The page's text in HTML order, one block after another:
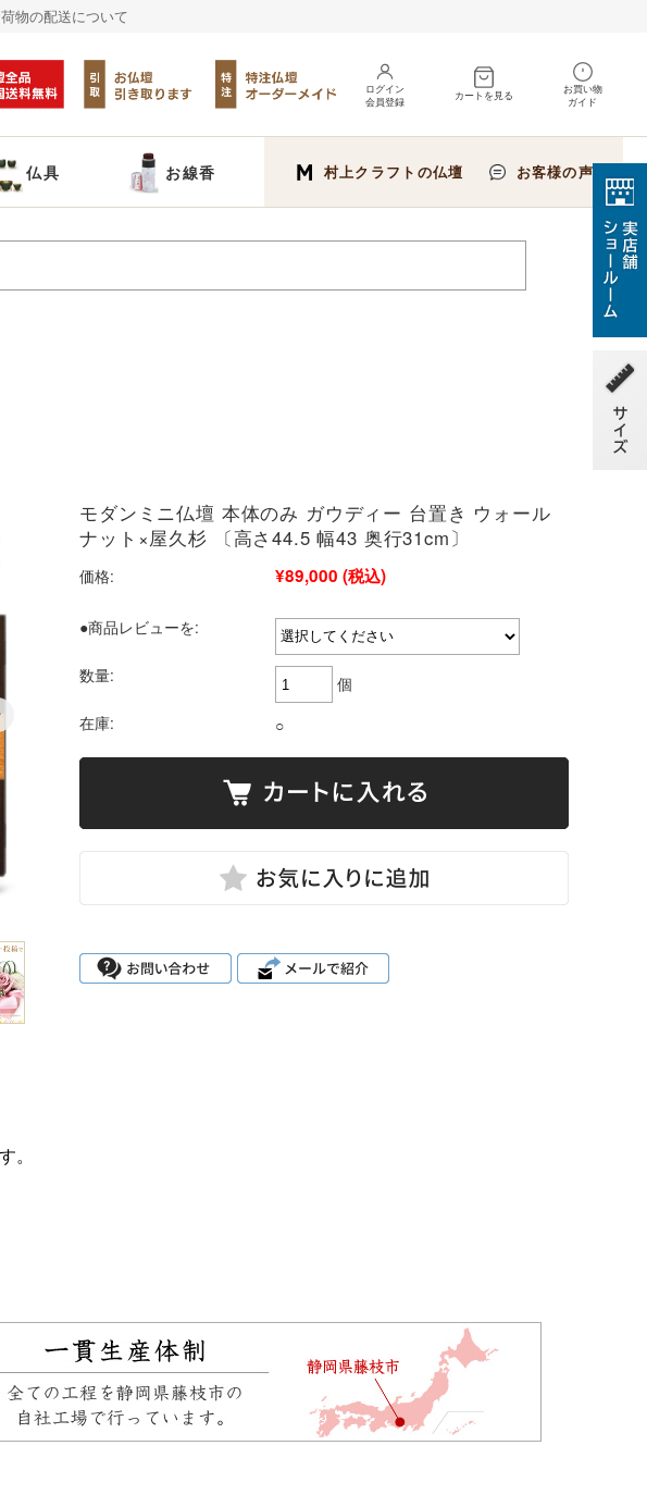
物の配送について
ログイン
会員登録
カートを見る
お買い物
ガイド
仏具 お線香 村上クラフトの仏壇 お客様の声
モダンミニ仏壇 本体のみ ガウディー 台置き ウォール
ナット×屋久杉 〔高さ44.5 幅43 奥行31cm〕
価格: ¥89,000 (税込)
●商品レビューを:
数量:
個
在庫:
○